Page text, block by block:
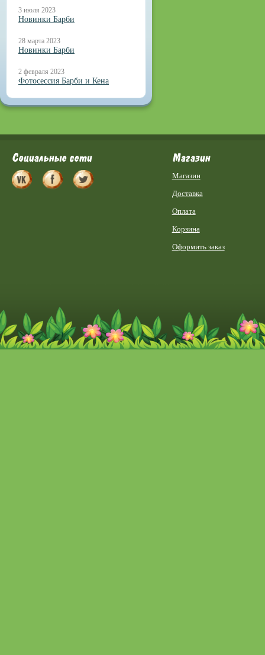
3 июля 2023
Новинки Барби
28 марта 2023
Новинки Барби
2 февраля 2023
Фотосессия Барби и Кена
Социальные сети Магазин
Магазин
Доставка
Оплата
Корзина
Оформить заказ